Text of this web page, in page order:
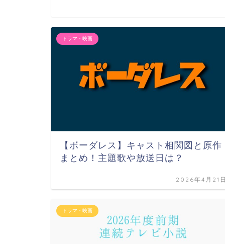
ドラマ・映画
【ボーダレス】キャスト相関図と原作
まとめ！主題歌や放送日は？
2026年4月21
ドラマ・映画